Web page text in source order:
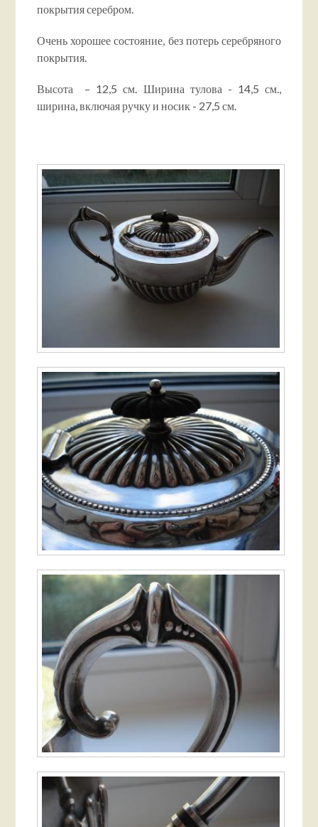
покрытия серебром.
Очень хорошее состояние, без потерь серебряного
покрытия.
Высота – 12,5 см. Ширина тулова - 14,5 см.,
ширина, включая ручку и носик - 27,5 см.